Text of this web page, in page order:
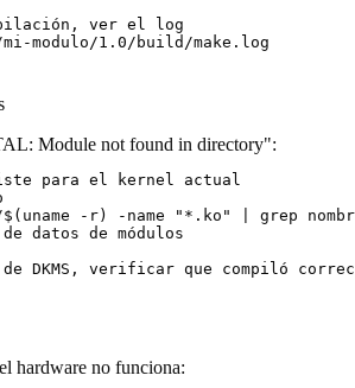
ver el log
Module not found in directory":
para el kernel actual
-r) -name "*.ko" | grep
datos de módulos
DKMS, verificar que compiló
hardware no funciona: